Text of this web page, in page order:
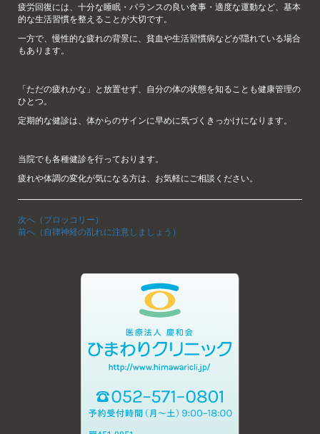
疲労回復には、十分な睡眠・バランスの良い食事・適度な運動など、基本
的な生活習慣を整えることが大切です。
一方で、慢性的な疲れの背景に、貧血や生活習慣病などが隠れている場合
もあります。
「ただの疲れかな」と放置せず、自分の体の状態を知ることも健康管理の
ひとつ。
定期的な健診は、体からのサインに早めに気づくきっかけになります。
当院でも各種健診を行っております。
疲れや体調の変化が気になる方は、お気軽にご相談ください。
次へ（ブロッコリー）
前へ（自律神経の乱れに注意しましょう）